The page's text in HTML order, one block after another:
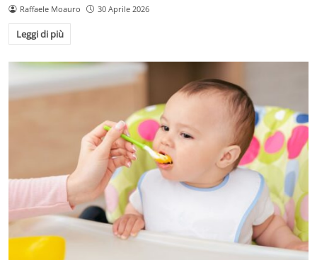
Raffaele Moauro 30 Aprile 2026
Leggi di più